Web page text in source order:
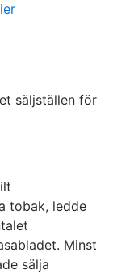
säljställen för
tobak, ledde
Minst
sälja